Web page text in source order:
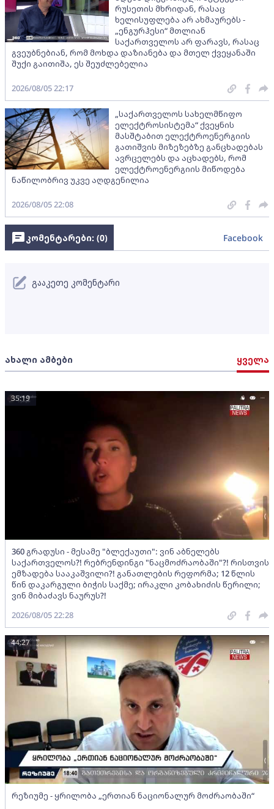
რუსეთის მხრიდან, რასაც
ხელისუფლება არ ახმაურებს -
„ენგურჰესი“ მთლიან
საქართველოს არ ფარავს, რასაც
გვეუბნებიან, რომ მოხდა დაზიანება და მთელ ქვეყანაში
შუქი გაითიშა, ეს შეუძლებელია
2026/08/05 22:17
„საქართველოს სახელმწიფო
ელექტროსისტემა“ ქვეყნის
მასშტაბით ელექტროენერგიის
გათიშვის მიზეზებზე განცხადებას
ავრცელებს და აცხადებს, რომ
ელექტროენერგიის მიწოდება
ნაწილობრივ უკვე აღდგენილია
2026/08/05 22:08
ახალი ამბები ყველა
360 გრადუსი - მესამე "ბლექაუთი": ვინ აბნელებს
საქართველოს?! რებრენდინგი "ნაცმოძრაობაში"?! რისთვის
ემზადება სააკაშვილი?! განათლების რეფორმა; 12 წლის
წინ დაკარგული ბიჭის საქმე; ირაკლი კობახიძის წერილი;
ვინ მიბაძავს ნაურუს?!
35:19
2026/08/05 22:28
რეზიუმე - ყრილობა „ერთიან ნაციონალურ მოძრაობაში“
44:27
კომენტარები: (0) Facebook
გააკეთე კომენტარი